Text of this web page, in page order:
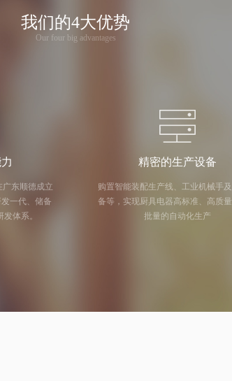
我们的4大优势
Our four big advantages
东顺德成立
体系。
精密的生产设备
购置智能装配生产线、工业机械手
备等，实现厨具电器高标准、高质
批量的自动化生产